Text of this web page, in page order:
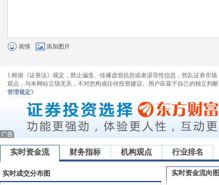
表情 添加图片
1.根据《证券法》规定，禁止编造、传播虚假信息或者误导性信息，扰乱证券市
观点，与本网站立场无关，不对您构成任何投资建议。用户应基于自己的独立判
管理规定》
实时资金流 财务指标 机构观点 行业排名
实时成交分布图 实时资金流向图